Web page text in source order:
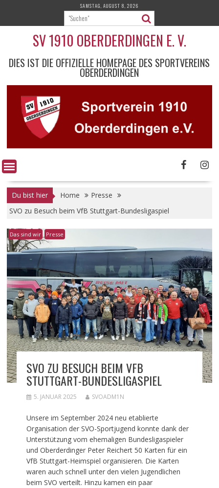
content
SAMSTAG, AUGUST 8, 2026
SV 1910 OBERDERDINGEN E. V.
DIES IST DIE OFFIZIELLE HOMEPAGE DES SPORTVEREINS
OBERDERDINGEN
Du bist hier Home
Presse
SVO zu Besuch beim VfB Stuttgart-Bundesligaspiel
Das sind wir Presse
SVO ZU BESUCH BEIM VFB
STUTTGART-BUNDESLIGASPIEL
5. JANUAR 2025 SVOADM1N
Unsere im September 2024 neu etablierte
Organisation der SVO-Sportjugend konnte dank der
Unterstützung vom ehemaligen Bundesligaspieler
und Oberderdinger Peter Reichert 50 Karten für ein
VfB Stuttgart-Heimspiel organisieren. Die Karten
waren auch schnell unter den vielen Jugendlichen
beim SVO verteilt. Hinzu kamen ein paar